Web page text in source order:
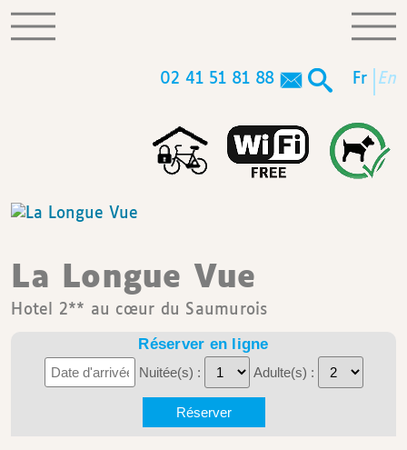
02 41 51 81 88 fr en
La Longue Vue
Hotel 2** au cœur du Saumurois
Réserver en ligne
Nuitée(s) : Adulte(s) :